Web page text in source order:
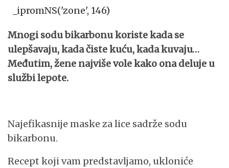
_ipromNS('zone', 146)
Mnogi sodu bikarbonu koriste kada se
ulepšavaju, kada čiste kuću, kada kuvaju…
Međutim, žene najviše vole kako ona deluje u
službi lepote.
Najefikasnije maske za lice sadrže sodu
bikarbonu.
Recept koji vam predstavljamo, ukloniće